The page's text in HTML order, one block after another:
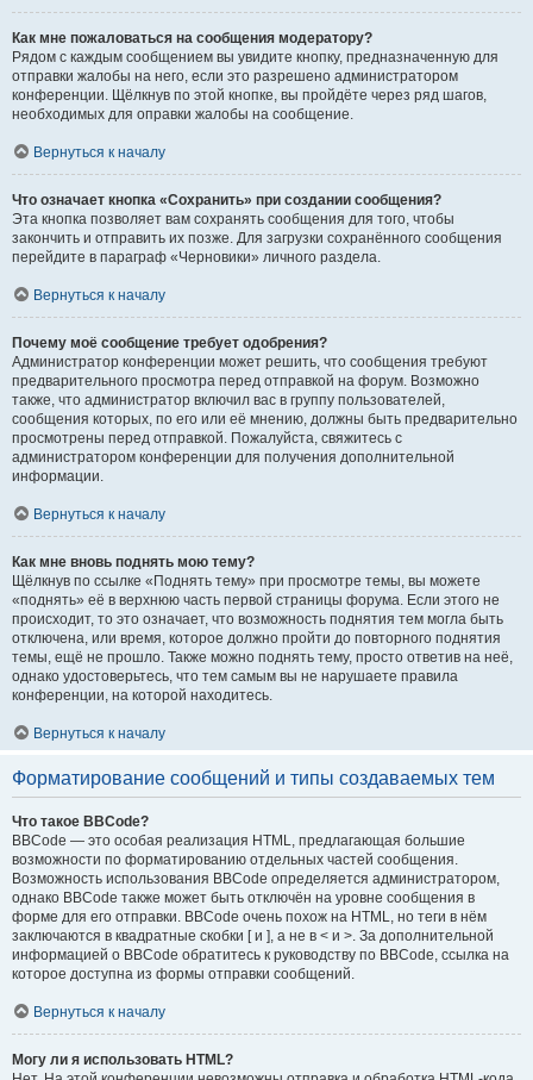
Как мне пожаловаться на сообщения модератору?
Рядом с каждым сообщением вы увидите кнопку, предназначенную для
отправки жалобы на него, если это разрешено администратором
конференции. Щёлкнув по этой кнопке, вы пройдёте через ряд шагов,
необходимых для оправки жалобы на сообщение.
Вернуться к началу
Что означает кнопка «Сохранить» при создании сообщения?
Эта кнопка позволяет вам сохранять сообщения для того, чтобы
закончить и отправить их позже. Для загрузки сохранённого сообщения
перейдите в параграф «Черновики» личного раздела.
Вернуться к началу
Почему моё сообщение требует одобрения?
Администратор конференции может решить, что сообщения требуют
предварительного просмотра перед отправкой на форум. Возможно
также, что администратор включил вас в группу пользователей,
сообщения которых, по его или её мнению, должны быть предварительно
просмотрены перед отправкой. Пожалуйста, свяжитесь с
администратором конференции для получения дополнительной
информации.
Вернуться к началу
Как мне вновь поднять мою тему?
Щёлкнув по ссылке «Поднять тему» при просмотре темы, вы можете
«поднять» её в верхнюю часть первой страницы форума. Если этого не
происходит, то это означает, что возможность поднятия тем могла быть
отключена, или время, которое должно пройти до повторного поднятия
темы, ещё не прошло. Также можно поднять тему, просто ответив на неё,
однако удостоверьтесь, что тем самым вы не нарушаете правила
конференции, на которой находитесь.
Вернуться к началу
Форматирование сообщений и типы создаваемых тем
Что такое BBCode?
BBCode — это особая реализация HTML, предлагающая большие
возможности по форматированию отдельных частей сообщения.
Возможность использования BBCode определяется администратором,
однако BBCode также может быть отключён на уровне сообщения в
форме для его отправки. BBCode очень похож на HTML, но теги в нём
заключаются в квадратные скобки [ и ], а не в < и >. За дополнительной
информацией о BBCode обратитесь к руководству по BBCode, ссылка на
которое доступна из формы отправки сообщений.
Вернуться к началу
Могу ли я использовать HTML?